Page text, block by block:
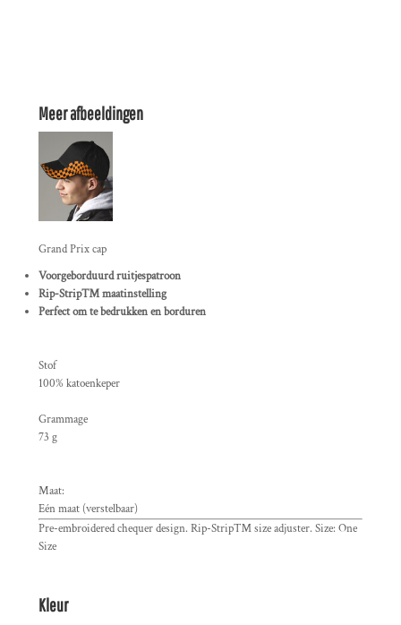
Meer afbeeldingen
Grand Prix cap
Voorgeborduurd ruitjespatroon
Rip-Strip™ maatinstelling
Perfect om te bedrukken en borduren
Stof
100% katoenkeper
Grammage
73 g
Maat:
Eén maat (verstelbaar)
Pre-embroidered chequer design. Rip-Strip™ size adjuster. Size: One
Size
Kleur